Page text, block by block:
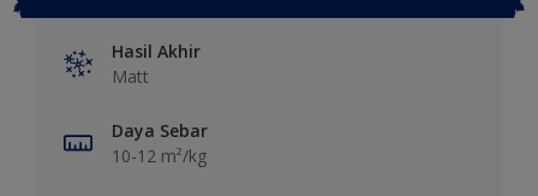
Hasil Akhir
Matt
Daya Sebar
10-12 m²/kg